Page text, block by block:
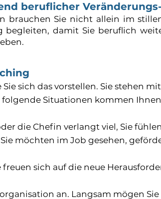
beruflicher
brauchen Sie nicht allein im
begleiten, damit Sie beruflich
sich das vorstellen. Sie stehen
folgende Situationen kommen
die Chefin verlangt viel, Sie
möchten im Job gesehen,
sich auf die neue
an. Langsam mögen